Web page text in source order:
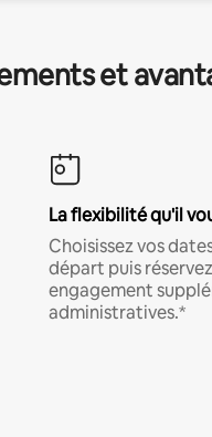
et
La flexibilité qu'il
Choisissez vos
départ puis
engagement
administratives.*